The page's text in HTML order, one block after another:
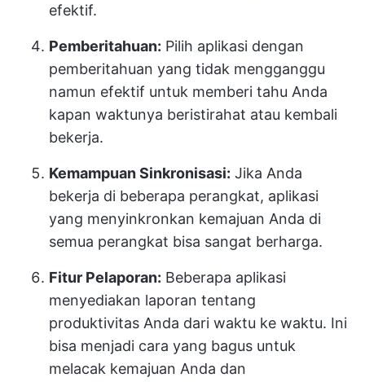
efektif.
Pemberitahuan: Pilih aplikasi dengan
pemberitahuan yang tidak mengganggu
namun efektif untuk memberi tahu Anda
kapan waktunya beristirahat atau kembali
bekerja.
Kemampuan Sinkronisasi: Jika Anda
bekerja di beberapa perangkat, aplikasi
yang menyinkronkan kemajuan Anda di
semua perangkat bisa sangat berharga.
Fitur Pelaporan: Beberapa aplikasi
menyediakan laporan tentang
produktivitas Anda dari waktu ke waktu. Ini
bisa menjadi cara yang bagus untuk
melacak kemajuan Anda dan